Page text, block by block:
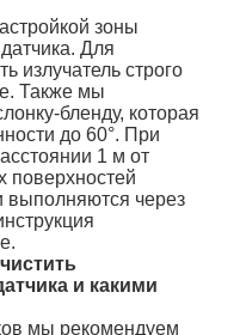
зоны
Для
излучатель строго
Также мы
бленду, которая
до 60°. При
1 м от
поверхностей
выполняются через
и какими
мы рекомендуем